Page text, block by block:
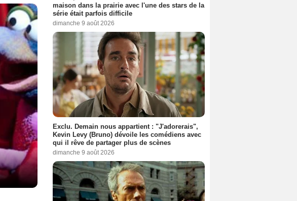
maison dans la prairie avec l'une des stars de la
série était parfois difficile
dimanche 9 août 2026
Exclu. Demain nous appartient : "J'adorerais",
Kevin Levy (Bruno) dévoile les comédiens avec
qui il rêve de partager plus de scènes
dimanche 9 août 2026